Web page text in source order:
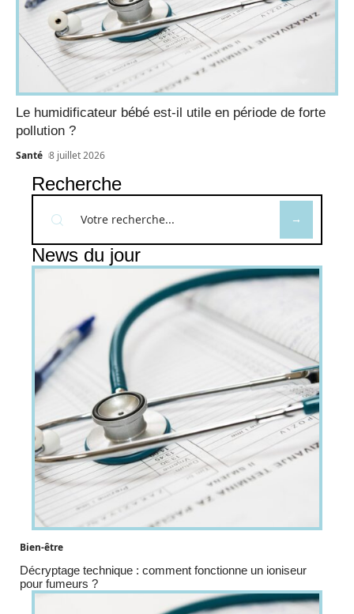
Le humidificateur bébé est-il utile en période de forte
pollution ?
Santé 8 juillet 2026
Recherche
News du jour
Bien-être
Décryptage technique : comment fonctionne un ioniseur
pour fumeurs ?